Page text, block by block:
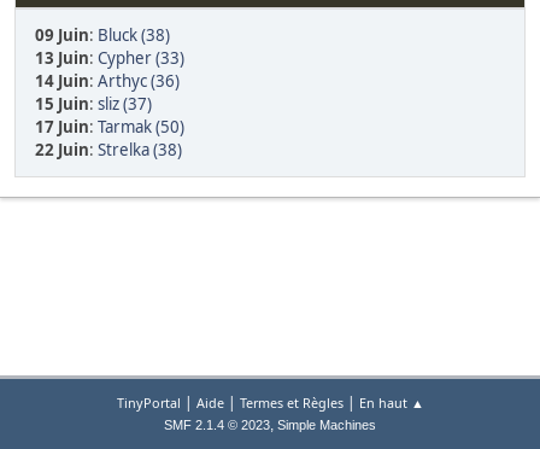
09 Juin: Bluck (38)
13 Juin: Cypher (33)
14 Juin: Arthyc (36)
15 Juin: sliz (37)
17 Juin: Tarmak (50)
22 Juin: Strelka (38)
TinyPortal | Aide| Termes et Règles| En haut ▲
SMF 2.1.4 © 2023, Simple Machines